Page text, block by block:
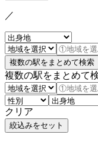
／
複数の駅をまとめて
クリア